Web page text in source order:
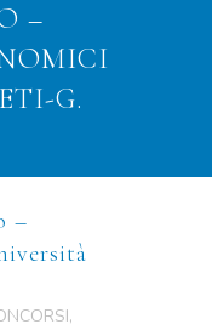
–
G.
–
,